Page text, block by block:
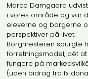
Marco Damgaard
i vores område og var
eleverne og borgerne
perspektiver på livet.
Borgmesteren spurgte
forretningsmodel, dét
fungere på
(uden bidrag fra fx